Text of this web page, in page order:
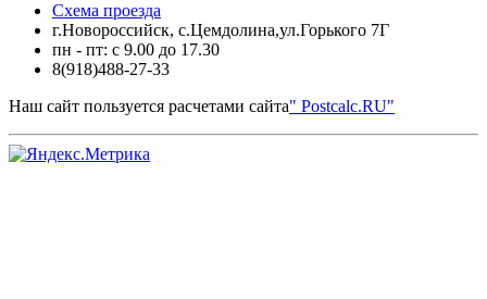
Схема проезда
г.Новороссийск, с.Цемдолина,ул.Горького 7Г
пн - пт: с 9.00 до 17.30
8(918)488-27-33
Наш сайт пользуется расчетами сайта" Postcalc.RU"